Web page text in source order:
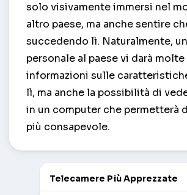
solo visivamente immersi nel
altro paese, ma anche sentire
succedendo lì. Naturalmente,
personale al paese vi darà molte
informazioni sulle
lì, ma anche la possibilità di
in un computer che permetterà
più consapevole.
Telecamere Più Apprezzate